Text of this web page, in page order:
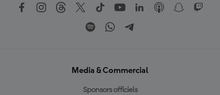
Media & Commercial
Sponsors officiels